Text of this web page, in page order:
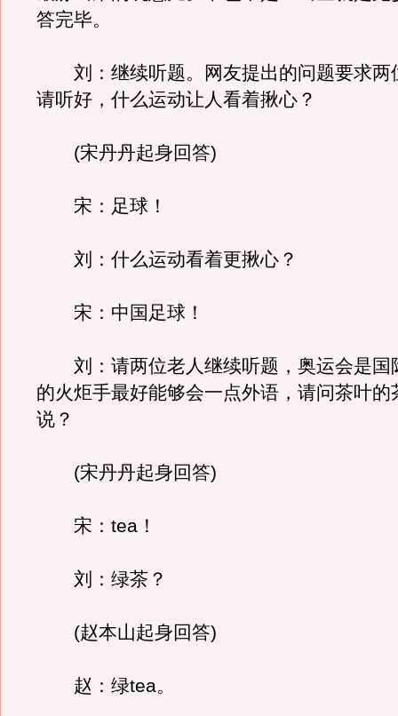
答完毕。
刘：继续听题。网友提出的问题要求两
请听好，什么运动让人看着揪心？
(宋丹丹起身回答)
宋：足球！
刘：什么运动看着更揪心？
宋：中国足球！
刘：请两位老人继续听题，奥运会是国
的火炬手最好能够会一点外语，请问茶叶的
说？
(宋丹丹起身回答)
宋：tea！
刘：绿茶？
(赵本山起身回答)
赵：绿tea。